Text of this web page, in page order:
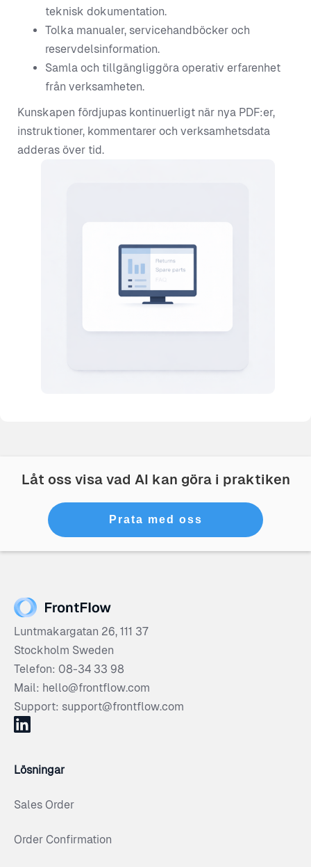
teknisk dokumentation.
Tolka manualer, servicehandböcker och
reservdelsinformation.
Samla och tillgängliggöra operativ erfarenhet
från verksamheten.
Kunskapen fördjupas kontinuerligt när nya PDF:er,
instruktioner, kommentarer och verksamhetsdata
adderas över tid.
Låt oss visa vad AI kan göra i praktiken
Prata med oss
Luntmakargatan 26, 111 37
Stockholm Sweden
Telefon: 08-34 33 98
Mail: hello@frontflow.com
Support: support@frontflow.com
Lösningar
Sales Order
Order Confirmation